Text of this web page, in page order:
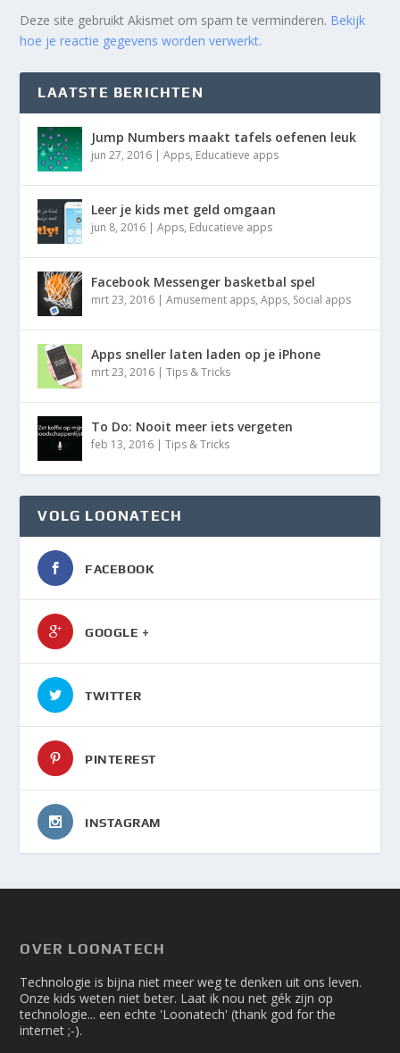
Deze site gebruikt Akismet om spam te verminderen. Bekijk
hoe je reactie gegevens worden verwerkt.
LAATSTE BERICHTEN
Jump Numbers maakt tafels oefenen leuk
jun 27, 2016 |Apps, Educatieve apps
Leer je kids met geld omgaan
jun 8, 2016 |Apps, Educatieve apps
Facebook Messenger basketbal spel
mrt 23, 2016 |Amusement apps,Apps, Social apps
Apps sneller laten laden op je iPhone
mrt 23, 2016 |Tips & Tricks
To Do: Nooit meer iets vergeten
feb 13, 2016 |Tips & Tricks
VOLG LOONATECH
FACEBOOK
GOOGLE +
TWITTER
PINTEREST
INSTAGRAM
OVER LOONATECH
Technologie is bijna niet meer weg te denken uit ons leven.
Onze kids weten niet beter. Laat ik nou net gék zijn op
technologie... een echte 'Loonatech' (thank god for the
internet ;-).